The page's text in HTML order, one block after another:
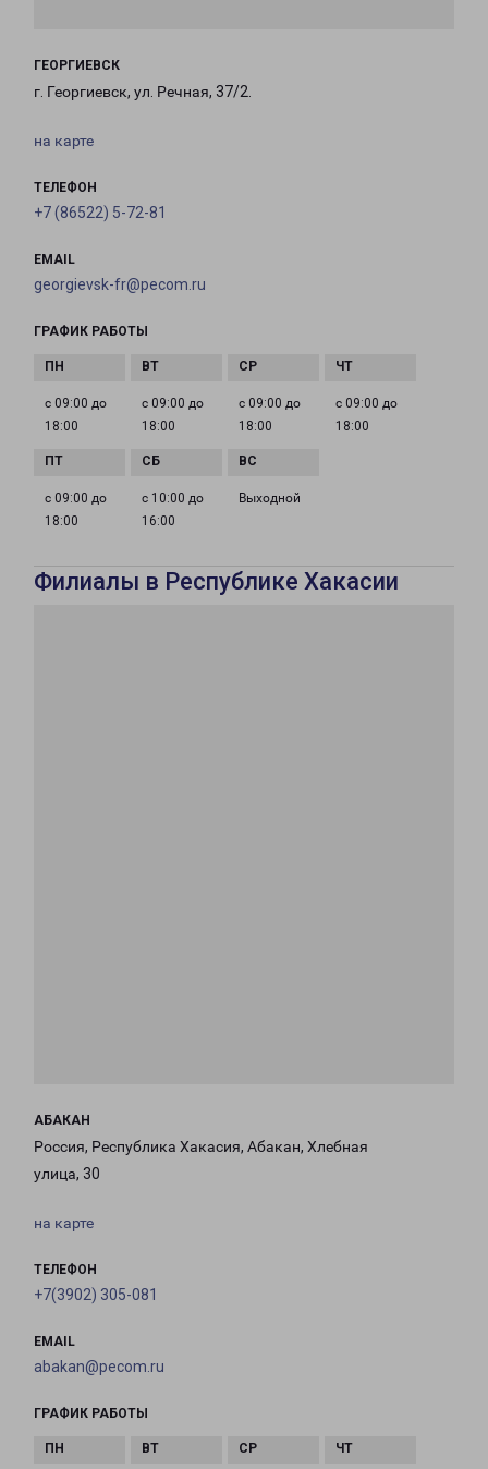
ГЕОРГИЕВСК
г. Георгиевск, ул. Речная, 37/2.
на карте
ТЕЛЕФОН
+7 (86522) 5-72-81
EMAIL
georgievsk-fr@pecom.ru
ГРАФИК РАБОТЫ
с 09:00 до
18:00
с 09:00 до
18:00
с 09:00 до
18:00
с 09:00 до
18:00
с 09:00 до
18:00
с 10:00 до
16:00
Выходной
Филиалы в Республике Хакасии
АБАКАН
Россия, Республика Хакасия, Абакан, Хлебная
улица, 30
на карте
ТЕЛЕФОН
+7(3902) 305-081
EMAIL
abakan@pecom.ru
ГРАФИК РАБОТЫ